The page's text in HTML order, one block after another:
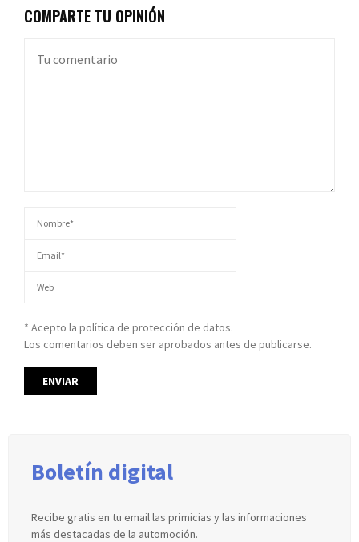
COMPARTE TU OPINIÓN
* Acepto la política de protección de datos.
Los comentarios deben ser aprobados antes de publicarse.
Boletín digital
Recibe gratis en tu email las primicias y las informaciones
más destacadas de la automoción.